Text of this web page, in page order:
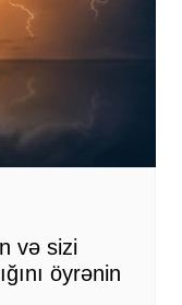
və sizi
öyrənin